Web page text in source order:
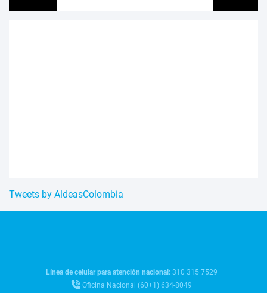
Tweets by AldeasColombia
Línea de celular para atención nacional:310 315 7529
Oficina Nacional (60+1) 634-8049